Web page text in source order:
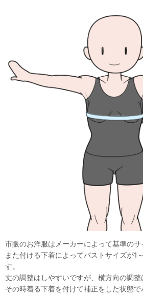
市販のお洋服はメーカーによって基準のサ
また付ける下着によってバストサイズが1
す。
丈の調整はしやすいですが、横方向の調
その時着る下着を付けて補正をした状態で